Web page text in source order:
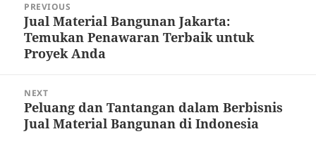
navigation
PREVIOUS
Previous
post:
Jual Material Bangunan Jakarta:
Temukan Penawaran Terbaik untuk
Proyek Anda
NEXT
Next
post:
Peluang dan Tantangan dalam Berbisnis
Jual Material Bangunan di Indonesia